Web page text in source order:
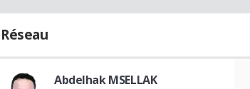
Réseau
Abdelhak MSELLAK